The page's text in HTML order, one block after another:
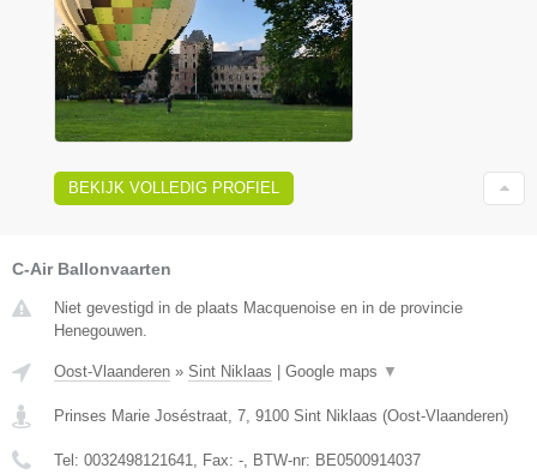
BEKIJK VOLLEDIG PROFIEL
C-Air Ballonvaarten
Niet gevestigd in de plaats Macquenoise en in de provincie
Henegouwen.
Oost-Vlaanderen » Sint Niklaas Google maps ▼
Prinses Marie Joséstraat, 7, 9100 Sint Niklaas (Oost-Vlaanderen)
Tel: 0032498121641, Fax: -, BTW-nr: BE0500914037